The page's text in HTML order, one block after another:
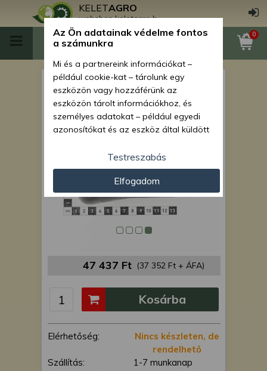
KELETAGRO
webshop.keletagro.hu
0
Force 108 hidraulika
vezérlőkar pár kpl.
47 437 Ft (37 352 Ft + ÁFA)
Elérhetőség:
Nincs készleten, de
rendelhető
Szállítás:
1-7 munkanap
Kosárba
Az Ön adatainak védelme fontos
a számunkra
Mi és a partnereink információkat –
például cookie-kat – tárolunk egy
eszközön vagy hozzáférünk az
eszközön tárolt információkhoz, és
személyes adatokat – például egyedi
azonosítókat és az eszköz által küldött
személyre szabott hirdetések és
tartalom nyújtásához, hirdetés- és
tartalomméréshez, nézettségi adatok
gyűjtéséhez, valamint termékek
kifejlesztéséhez és a termékek
partnereink eszközleolvasásos
adatokat és azonosítási információkat
kattintva hozzájárulhat ahhoz, hogy mi
és a partnereink a fent leírtak szerint
adatkezelést végezzünk. Másik
lehetőségként a hozzájárulás
megadása vagy elutasítása előtt
részletesebb információkhoz juthat, és
megváltoztathatja beállításait. Felhívjuk
Testreszabás
Elfogadom